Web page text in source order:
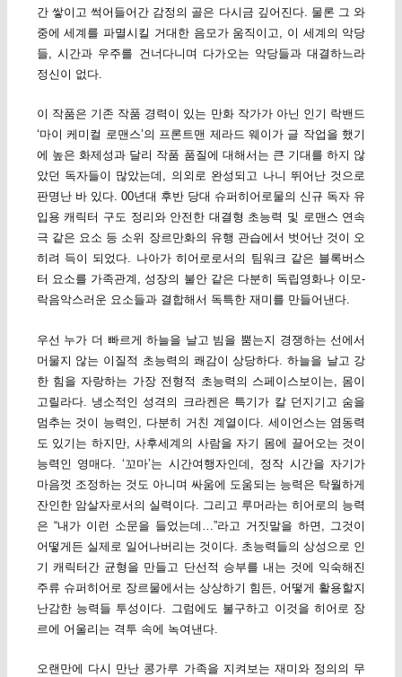
간 쌓이고 썩어들어간 감정의 골은 다시금 깊어진다. 물론 그 와
중에 세계를 파멸시킬 거대한 음모가 움직이고, 이 세계의 악당
들, 시간과 우주를 건너다니며 다가오는 악당들과 대결하느라
정신이 없다.
이 작품은 기존 작품 경력이 있는 만화 작가가 아닌 인기 락밴드
‘마이 케미컬 로맨스’의 프론트맨 제라드 웨이가 글 작업을 했기
에 높은 화제성과 달리 작품 품질에 대해서는 큰 기대를 하지 않
았던 독자들이 많았는데, 의외로 완성되고 나니 뛰어난 것으로
판명난 바 있다. 00년대 후반 당대 슈퍼히어로물의 신규 독자 유
입용 캐릭터 구도 정리와 안전한 대결형 초능력 및 로맨스 연속
극 같은 요소 등 소위 장르만화의 유행 관습에서 벗어난 것이 오
히려 득이 되었다. 나아가 히어로로서의 팀워크 같은 블록버스
터 요소를 가족관계, 성장의 불안 같은 다분히 독립영화나 이모-
락음악스러운 요소들과 결합해서 독특한 재미를 만들어낸다.
우선 누가 더 빠르게 하늘을 날고 빔을 뿜는지 경쟁하는 선에서
머물지 않는 이질적 초능력의 쾌감이 상당하다. 하늘을 날고 강
한 힘을 자랑하는 가장 전형적 초능력의 스페이스보이는, 몸이
고릴라다. 냉소적인 성격의 크라켄은 특기가 칼 던지기고 숨을
멈추는 것이 능력인, 다분히 거친 계열이다. 세이언스는 염동력
도 있기는 하지만, 사후세계의 사람을 자기 몸에 끌어오는 것이
능력인 영매다. ‘꼬마’는 시간여행자인데, 정작 시간을 자기가
마음껏 조정하는 것도 아니며 싸움에 도움되는 능력은 탁월하게
잔인한 암살자로서의 실력이다. 그리고 루머라는 히어로의 능력
은 “내가 이런 소문을 들었는데…”라고 거짓말을 하면, 그것이
어떻게든 실제로 일어나버리는 것이다. 초능력들의 상성으로 인
기 캐릭터간 균형을 만들고 단선적 승부를 내는 것에 익숙해진
주류 슈퍼히어로 장르물에서는 상상하기 힘든, 어떻게 활용할지
난감한 능력들 투성이다. 그럼에도 불구하고 이것을 히어로 장
르에 어울리는 격투 속에 녹여낸다.
오랜만에 다시 만난 콩가루 가족을 지켜보는 재미와 정의의 무